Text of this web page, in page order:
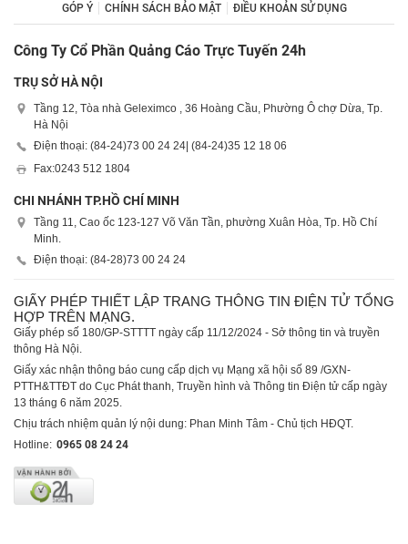
GÓP Ý CHÍNH SÁCH BẢO MẬT ĐIỀU KHOẢN SỬ DỤNG
Công Ty Cổ Phần Quảng Cáo Trực Tuyến 24h
TRỤ SỞ HÀ NỘI
Tầng 12, Tòa nhà Geleximco , 36 Hoàng Cầu, Phường Ô chợ Dừa, Tp.
Hà Nội
Điện thoại: (84-24)73 00 24 24| (84-24)35 12 18 06
Fax:0243 512 1804
CHI NHÁNH TP.HỒ CHÍ MINH
Tầng 11, Cao ốc 123-127 Võ Văn Tần, phường Xuân Hòa, Tp. Hồ Chí
Minh.
Điện thoại: (84-28)73 00 24 24
GIẤY PHÉP THIẾT LẬP TRANG THÔNG TIN ĐIỆN TỬ TỔNG
HỢP TRÊN MẠNG.
Giấy phép số 180/GP-STTTT ngày cấp 11/12/2024 - Sở thông tin và truyền
thông Hà Nội.
Giấy xác nhận thông báo cung cấp dịch vụ Mạng xã hội số 89 /GXN-
PTTH&TTĐT do Cục Phát thanh, Truyền hình và Thông tin Điện tử cấp ngày
13 tháng 6 năm 2025.
Chịu trách nhiệm quản lý nội dung: Phan Minh Tâm - Chủ tịch HĐQT.
Hotline: 0965 08 24 24